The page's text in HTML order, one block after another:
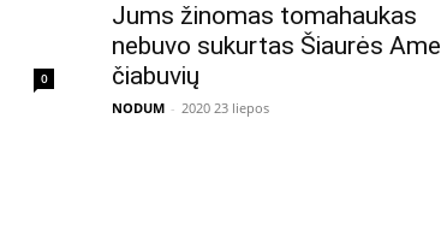
0
Jums žinomas tomahaukas
nebuvo sukurtas Šiaurės
čiabuvių
NODUM - 2020 23 liepos